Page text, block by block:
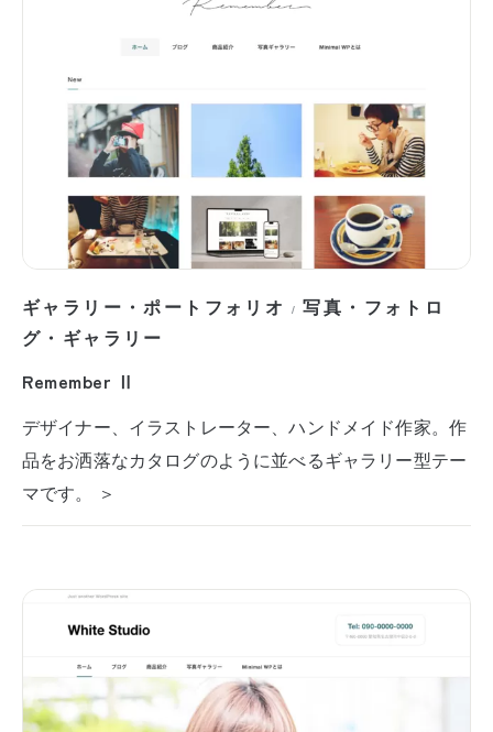
ギャラリー・ポートフォリオ /写真・フォトロ
グ・ギャラリー
Remember Ⅱ
デザイナー、イラストレーター、ハンドメイド作家。作
品をお洒落なカタログのように並べるギャラリー型テー
マです。 ＞